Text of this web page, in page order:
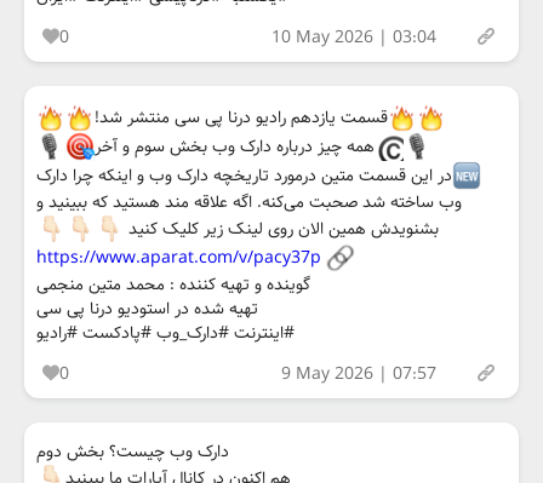
0
10 May 2026 | 03:04
قسمت یازدهم رادیو درنا پی سی منتشر شد!
همه چیز درباره دارک وب بخش سوم و آخر
در این قسمت متین درمورد تاریخچه دارک وب و اینکه چرا دارک
وب ساخته شد صحبت می‌کنه. اگه علاقه مند هستید که ببینید و
بشنویدش همین الان روی لینک زیر کلیک کنید
https://www.aparat.com/v/pacy37p
گوینده و تهیه کننده : محمد متین منجمی
تهیه شده در استودیو درنا پی سی
#اینترنت #دارک_وب #پادکست #رادیو
0
9 May 2026 | 07:57
دارک وب چیست؟ بخش دوم